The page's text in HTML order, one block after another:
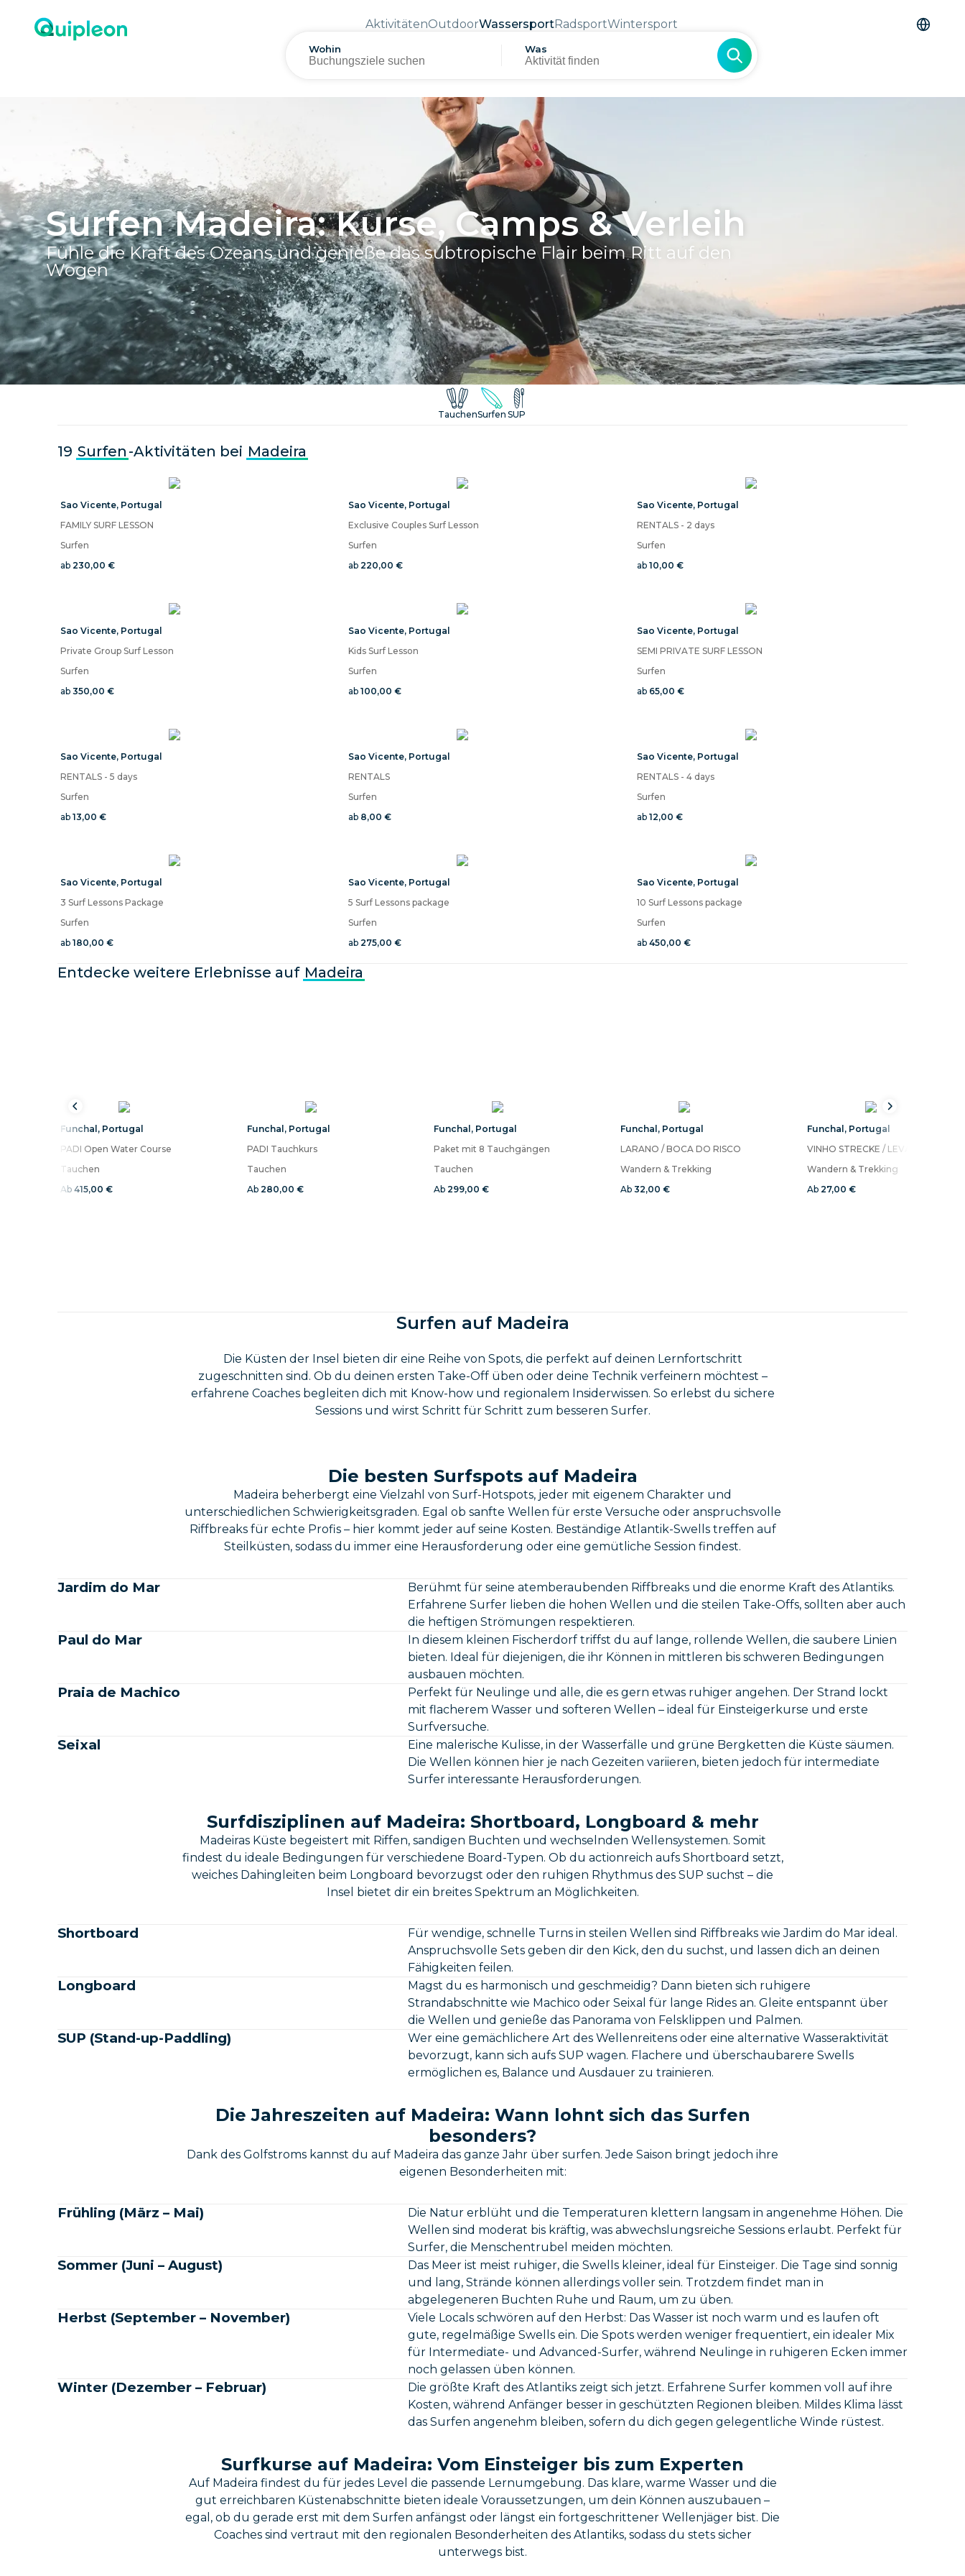
AktivitätenOutdoorWassersportRadsportWintersport
Wohin Was
Surfen Madeira: Kurse, Camps & Verleih
Fühle die Kraft des Ozeans und genieße das subtropische Flair beim Ritt auf den
Wogen
TauchenSurfen SUP
19 Surfen -Aktivitäten bei Madeira
Sao Vicente, Portugal
FAMILY SURF LESSON
Surfen
ab 230,00 €
Sao Vicente, Portugal
Exclusive Couples Surf Lesson
Surfen
ab 220,00 €
Sao Vicente, Portugal
RENTALS - 2 days
Surfen
ab 10,00 €
Sao Vicente, Portugal
Private Group Surf Lesson
Surfen
ab 350,00 €
Sao Vicente, Portugal
Kids Surf Lesson
Surfen
ab 100,00 €
Sao Vicente, Portugal
SEMI PRIVATE SURF LESSON
Surfen
ab 65,00 €
Sao Vicente, Portugal
RENTALS - 5 days
Surfen
ab 13,00 €
Sao Vicente, Portugal
RENTALS
Surfen
ab 8,00 €
Sao Vicente, Portugal
RENTALS - 4 days
Surfen
ab 12,00 €
Sao Vicente, Portugal
3 Surf Lessons Package
Surfen
ab 180,00 €
Sao Vicente, Portugal
5 Surf Lessons package
Surfen
ab 275,00 €
Sao Vicente, Portugal
10 Surf Lessons package
Surfen
ab 450,00 €
Entdecke weitere Erlebnisse auf Madeira
Funchal, Portugal
PADI Open Water Course
Tauchen
Ab 415,00 €
Funchal, Portugal
PADI Tauchkurs
Tauchen
Ab 280,00 €
Funchal, Portugal
Paket mit 8 Tauchgängen
Tauchen
Ab 299,00 €
Funchal, Portugal
LARANO / BOCA DO RISCO
Wandern & Trekking
Ab 32,00 €
Funchal, Portugal
Wandern & Trekking
Ab 27,00 €
Surfen auf Madeira
Die Küsten der Insel bieten dir eine Reihe von Spots, die perfekt auf deinen Lernfortschritt
zugeschnitten sind. Ob du deinen ersten Take-Off üben oder deine Technik verfeinern möchtest –
erfahrene Coaches begleiten dich mit Know-how und regionalem Insiderwissen. So erlebst du sichere
Sessions und wirst Schritt für Schritt zum besseren Surfer.
Die besten Surfspots auf Madeira
Madeira beherbergt eine Vielzahl von Surf-Hotspots, jeder mit eigenem Charakter und
unterschiedlichen Schwierigkeitsgraden. Egal ob sanfte Wellen für erste Versuche oder anspruchsvolle
Riffbreaks für echte Profis – hier kommt jeder auf seine Kosten. Beständige Atlantik-Swells treffen auf
Steilküsten, sodass du immer eine Herausforderung oder eine gemütliche Session findest.
Jardim do Mar
Berühmt für seine atemberaubenden Riffbreaks und die enorme Kraft des Atlantiks.
Erfahrene Surfer lieben die hohen Wellen und die steilen Take-Offs, sollten aber auch
die heftigen Strömungen respektieren.
Paul do Mar
In diesem kleinen Fischerdorf triffst du auf lange, rollende Wellen, die saubere Linien
bieten. Ideal für diejenigen, die ihr Können in mittleren bis schweren Bedingungen
ausbauen möchten.
Praia de Machico
Perfekt für Neulinge und alle, die es gern etwas ruhiger angehen. Der Strand lockt
mit flacherem Wasser und softeren Wellen – ideal für Einsteigerkurse und erste
Surfversuche.
Seixal
Eine malerische Kulisse, in der Wasserfälle und grüne Bergketten die Küste säumen.
Die Wellen können hier je nach Gezeiten variieren, bieten jedoch für intermediate
Surfer interessante Herausforderungen.
Surfdisziplinen auf Madeira: Shortboard, Longboard & mehr
Madeiras Küste begeistert mit Riffen, sandigen Buchten und wechselnden Wellensystemen. Somit
findest du ideale Bedingungen für verschiedene Board-Typen. Ob du actionreich aufs Shortboard setzt,
weiches Dahingleiten beim Longboard bevorzugst oder den ruhigen Rhythmus des SUP suchst – die
Insel bietet dir ein breites Spektrum an Möglichkeiten.
Shortboard
Für wendige, schnelle Turns in steilen Wellen sind Riffbreaks wie Jardim do Mar ideal.
Anspruchsvolle Sets geben dir den Kick, den du suchst, und lassen dich an deinen
Fähigkeiten feilen.
Longboard
Magst du es harmonisch und geschmeidig? Dann bieten sich ruhigere
Strandabschnitte wie Machico oder Seixal für lange Rides an. Gleite entspannt über
die Wellen und genieße das Panorama von Felsklippen und Palmen.
SUP (Stand-up-Paddling)
Wer eine gemächlichere Art des Wellenreitens oder eine alternative Wasseraktivität
bevorzugt, kann sich aufs SUP wagen. Flachere und überschaubarere Swells
ermöglichen es, Balance und Ausdauer zu trainieren.
Die Jahreszeiten auf Madeira: Wann lohnt sich das Surfen
besonders?
Dank des Golfstroms kannst du auf Madeira das ganze Jahr über surfen. Jede Saison bringt jedoch ihre
eigenen Besonderheiten mit:
Frühling (März – Mai)
Die Natur erblüht und die Temperaturen klettern langsam in angenehme Höhen. Die
Wellen sind moderat bis kräftig, was abwechslungsreiche Sessions erlaubt. Perfekt für
Surfer, die Menschentrubel meiden möchten.
Sommer (Juni – August)
Das Meer ist meist ruhiger, die Swells kleiner, ideal für Einsteiger. Die Tage sind sonnig
und lang, Strände können allerdings voller sein. Trotzdem findet man in
abgelegeneren Buchten Ruhe und Raum, um zu üben.
Herbst (September – November)
Viele Locals schwören auf den Herbst: Das Wasser ist noch warm und es laufen oft
gute, regelmäßige Swells ein. Die Spots werden weniger frequentiert, ein idealer Mix
für Intermediate- und Advanced-Surfer, während Neulinge in ruhigeren Ecken immer
noch gelassen üben können.
Winter (Dezember – Februar)
Die größte Kraft des Atlantiks zeigt sich jetzt. Erfahrene Surfer kommen voll auf ihre
Kosten, während Anfänger besser in geschützten Regionen bleiben. Mildes Klima lässt
das Surfen angenehm bleiben, sofern du dich gegen gelegentliche Winde rüstest.
Surfkurse auf Madeira: Vom Einsteiger bis zum Experten
Auf Madeira findest du für jedes Level die passende Lernumgebung. Das klare, warme Wasser und die
gut erreichbaren Küstenabschnitte bieten ideale Voraussetzungen, um dein Können auszubauen –
egal, ob du gerade erst mit dem Surfen anfängst oder längst ein fortgeschrittener Wellenjäger bist. Die
Coaches sind vertraut mit den regionalen Besonderheiten des Atlantiks, sodass du stets sicher
unterwegs bist.